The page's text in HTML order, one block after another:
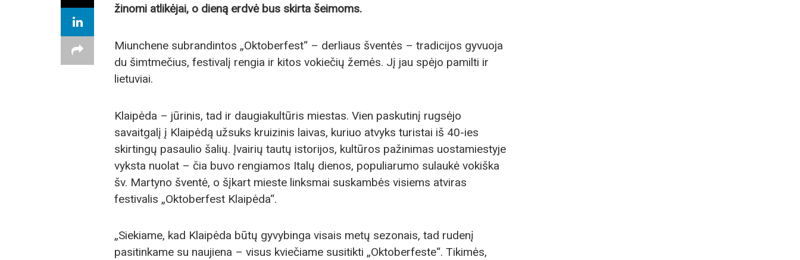
žinomi atlikėjai, o dieną erdvė bus skirta šeimoms.
Miunchene subrandintos „Oktoberfest“ – derliaus šventės – tradicijos gyvuoja
du šimtmečius, festivalį rengia ir kitos vokiečių žemės. Jį jau spėjo pamilti ir
lietuviai.
Klaipėda – jūrinis, tad ir daugiakultūris miestas. Vien paskutinį rugsėjo
savaitgalį į Klaipėdą užsuks kruizinis laivas, kuriuo atvyks turistai iš 40-ies
skirtingų pasaulio šalių. Įvairių tautų istorijos, kultūros pažinimas uostamiestyje
vyksta nuolat – čia buvo rengiamos Italų dienos, populiarumo sulaukė vokiška
šv. Martyno šventė, o šįkart mieste linksmai suskambės visiems atviras
festivalis „Oktoberfest Klaipėda“.
„Siekiame, kad Klaipėda būtų gyvybinga visais metų sezonais, tad rudenį
pasitinkame su naujiena – visus kviečiame susitikti „Oktoberfeste“. Tikimės,